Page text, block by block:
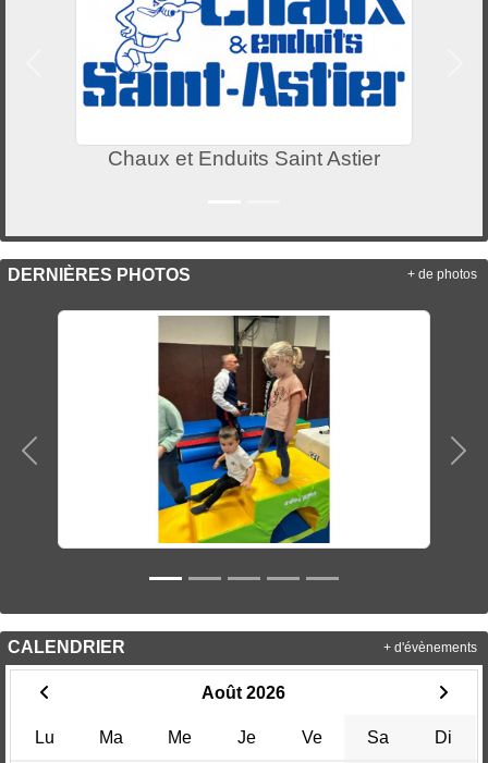
Mairie de Saint
Précedent
DERNIÈRES PHOTOS
Précedent
+ de photos
CALENDRIER
Août 2026
Lu Ma Me Je Ve Sa Di
+ d'évènements